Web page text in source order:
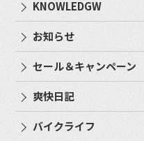
KNOWLEDGW
お知らせ
セール＆キャンペーン
爽快日記
バイクライフ